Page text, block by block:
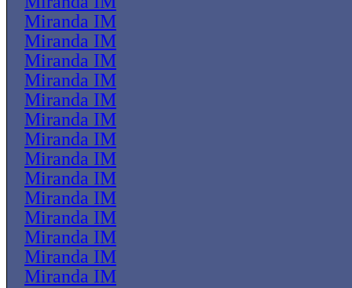
Miranda IM
Miranda IM
Miranda IM
Miranda IM
Miranda IM
Miranda IM
Miranda IM
Miranda IM
Miranda IM
Miranda IM
Miranda IM
Miranda IM
Miranda IM
Miranda IM